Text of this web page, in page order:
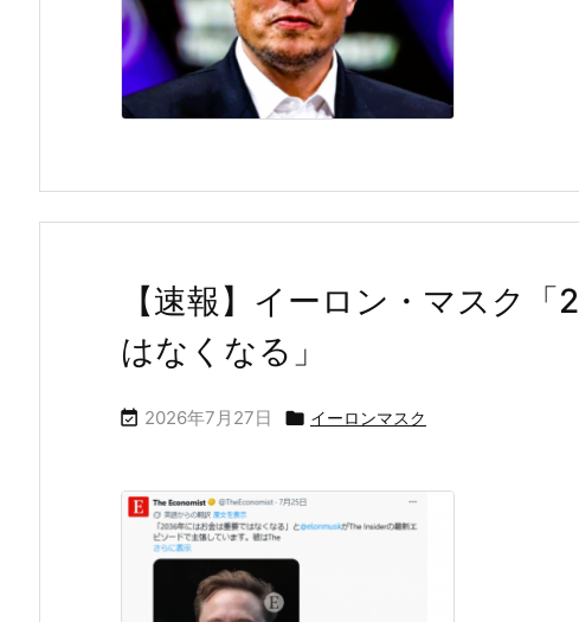
【速報】イーロン・マスク
はなくなる」
 2026年7月27日  イーロンマスク